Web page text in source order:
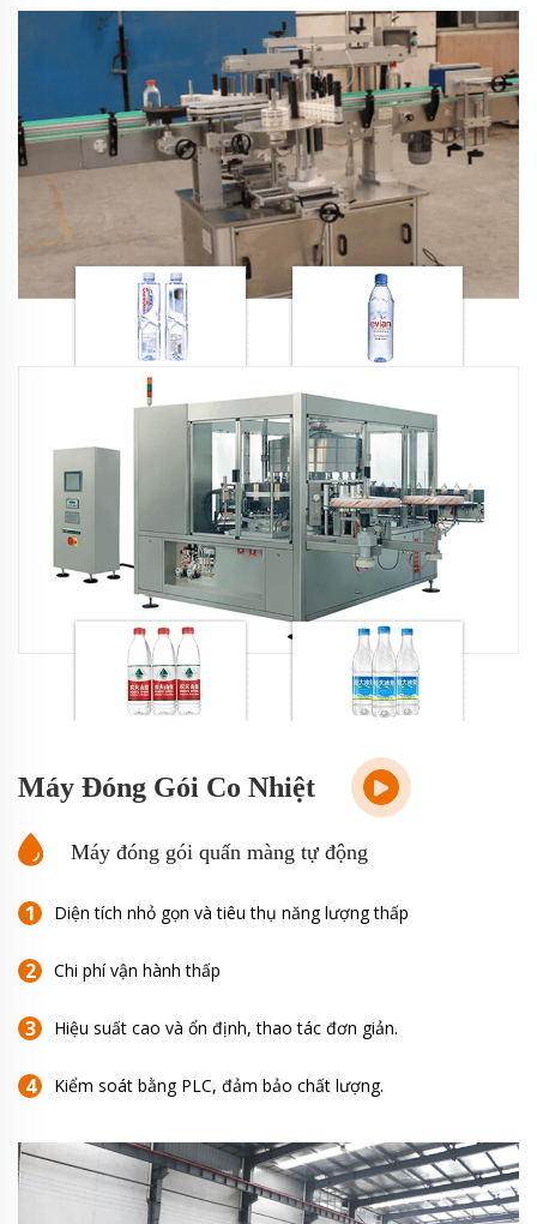
Máy Đóng Gói Co Nhiệt
Máy đóng gói quấn màng tự động
Diện tích nhỏ gọn và tiêu thụ năng lượng thấp
Chi phí vận hành thấp
Hiệu suất cao và ổn định, thao tác đơn giản.
Kiểm soát bằng PLC, đảm bảo chất lượng.